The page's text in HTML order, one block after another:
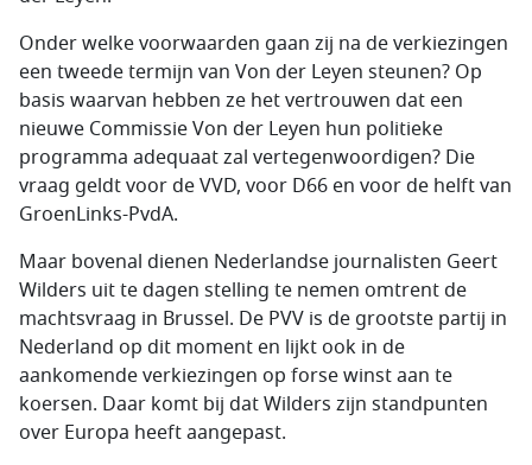
Onder welke voorwaarden gaan zij na de verkiezingen
een tweede termijn van Von der Leyen steunen? Op
basis waarvan hebben ze het vertrouwen dat een
nieuwe Commissie Von der Leyen hun politieke
programma adequaat zal vertegenwoordigen? Die
vraag geldt voor de VVD, voor D66 en voor de helft van
GroenLinks-PvdA.
Maar bovenal dienen Nederlandse journalisten Geert
Wilders uit te dagen stelling te nemen omtrent de
machtsvraag in Brussel. De PVV is de grootste partij in
Nederland op dit moment en lijkt ook in de
aankomende verkiezingen op forse winst aan te
koersen. Daar komt bij dat Wilders zijn standpunten
over Europa heeft aangepast.